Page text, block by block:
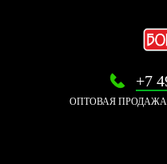
+7
ОПТОВАЯ ПРОДАЖА